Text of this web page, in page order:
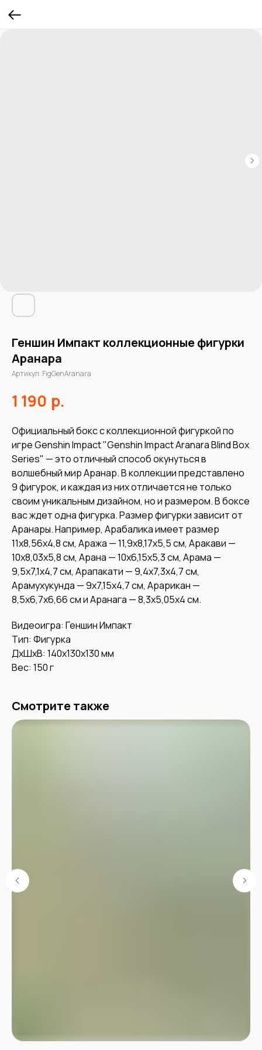
Геншин Импакт коллекционные фигурки
Аранара
Артикул: FigGenAranara
1 190 р.
Официальный бокс с коллекционной фигуркой по
игре Genshin Impact "Genshin Impact Aranara Blind Box
Series" — это отличный способ окунуться в
волшебный мир Аранар. В коллекции представлено
9 фигурок, и каждая из них отличается не только
своим уникальным дизайном, но и размером. В боксе
вас ждет одна фигурка. Размер фигурки зависит от
Аранары. Например, Арабалика имеет размер
11x8,56x4,8 см, Аража — 11,9x8,17x5,5 см, Аракави —
10x8,03x5,8 см, Арана — 10x6,15x5,3 см, Арама —
9,5x7,1x4,7 см, Арапакати — 9,4x7,3x4,7 см,
Арамухукунда — 9x7,15x4,7 см, Арарикан —
8,5x6,7x6,66 см и Аранага — 8,3x5,05x4 см.
Видеоигра: Геншин Импакт
Тип: Фигурка
ДxШxВ: 140x130x130 мм
Вес: 150 г
Смотрите также